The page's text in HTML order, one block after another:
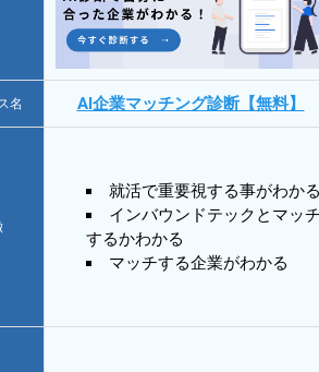
名 AI企業マッチング診断【無料】
就活で重要視する事がわかる
インバウンドテックとマッチ
するかわかる
マッチする企業がわかる